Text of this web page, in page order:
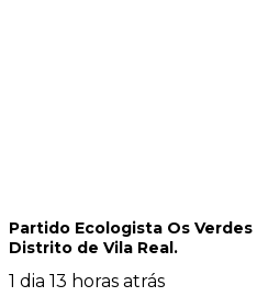
Partido Ecologista Os Verdes
Distrito de Vila Real.
1 dia 13 horas atrás